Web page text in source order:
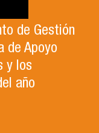
de Gestión
de Apoyo
y los
año
el
por el
de
la Facultad
nuestro
para el cargo
2025-2026.